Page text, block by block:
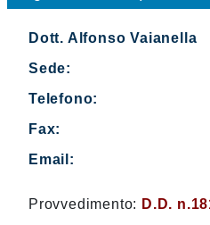
Dott. Alfonso Vaianella
Sede:
Telefono:
Fax:
Email:
Provvedimento: D.D.